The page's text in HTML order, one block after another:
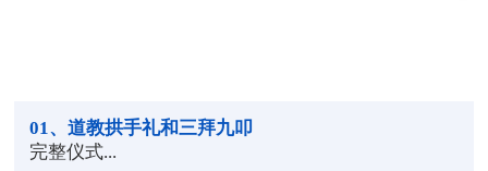
01 、道教拱手礼和三拜九叩
完整仪式...